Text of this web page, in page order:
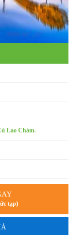
Lao Chàm.
tạp)